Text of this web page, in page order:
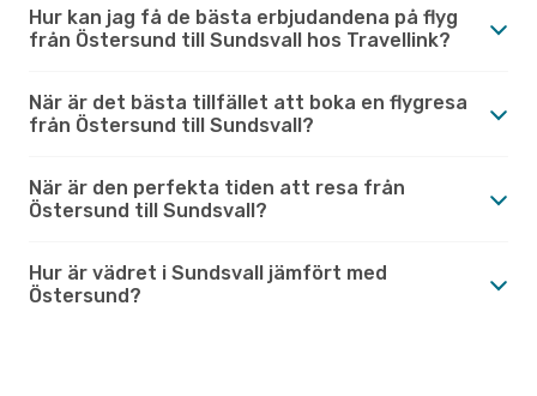
Hur kan jag få de bästa erbjudandena på flyg
från Östersund till Sundsvall hos Travellink?
När är det bästa tillfället att boka en flygresa
från Östersund till Sundsvall?
När är den perfekta tiden att resa från
Östersund till Sundsvall?
Hur är vädret i Sundsvall jämfört med
Östersund?